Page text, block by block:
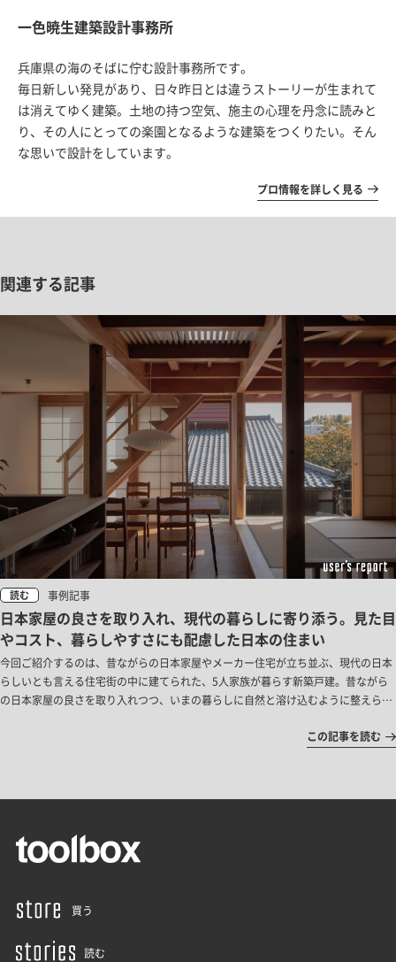
一色暁生建築設計事務所
兵庫県の海のそばに佇む設計事務所です。
毎日新しい発見があり、日々昨日とは違うストーリーが生まれて
は消えてゆく建築。土地の持つ空気、施主の心理を丹念に読みと
り、その人にとっての楽園となるような建築をつくりたい。そん
な思いで設計をしています。
プロ情報を詳しく見る
関連する記事
読む 事例記事
日本家屋の良さを取り入れ、現代の暮らしに寄り添う。見た目
やコスト、暮らしやすさにも配慮した日本の住まい
今回ご紹介するのは、昔ながらの日本家屋やメーカー住宅が立ち並ぶ、現代の日本
らしいとも言える住宅街の中に建てられた、5人家族が暮らす新築戸建。昔ながら
の日本家屋の良さを取り入れつつ、いまの暮らしに自然と溶け込むように整えられ
この記事を読む
買う
読む